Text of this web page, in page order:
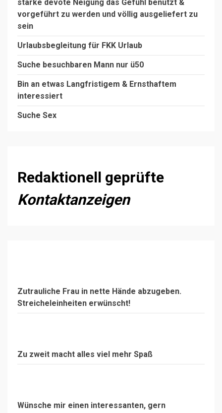
starke devote Neigung das Gefühl benutzt &
vorgeführt zu werden und völlig ausgeliefert zu
sein
Urlaubsbegleitung für FKK Urlaub
Suche besuchbaren Mann nur ü50
Bin an etwas Langfristigem & Ernsthaftem
interessiert
Suche Sex
Redaktionell geprüfte
Kontaktanzeigen
Zutrauliche Frau in nette Hände abzugeben.
Streicheleinheiten erwünscht!
Zu zweit macht alles viel mehr Spaß
Wünsche mir einen interessanten, gern